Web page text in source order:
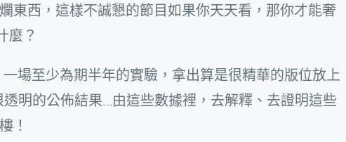
東西，這樣不誠懇的節目如果你天天看，那你才能奢
麼？
場至少為期半年的實驗，拿出算是很精華的版位放上
明的公佈結果…由這些數據裡，去解釋、去證明這些
！